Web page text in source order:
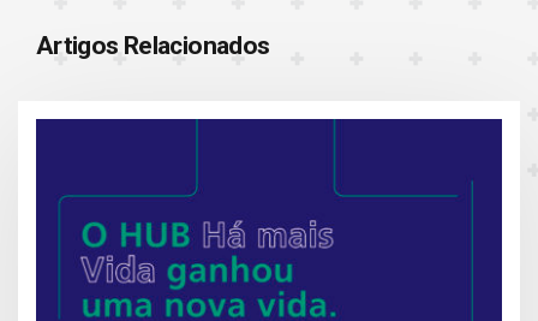
Artigos Relacionados